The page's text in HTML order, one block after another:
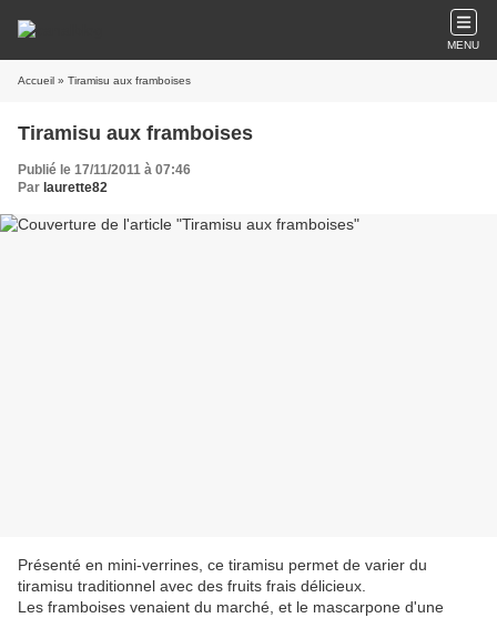
MENU
Accueil » Tiramisu aux framboises
Tiramisu aux framboises
Publié le 17/11/2011 à 07:46
Par laurette82
Présenté en mini-verrines, ce tiramisu permet de varier du
tiramisu traditionnel avec des fruits frais délicieux.
Les framboises venaient du marché, et le mascarpone d'une